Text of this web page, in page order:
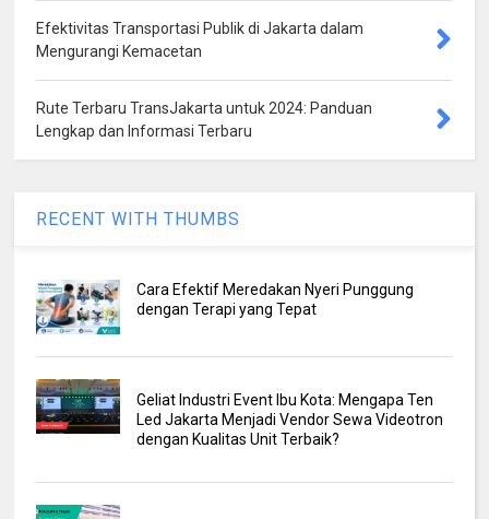
Efektivitas Transportasi Publik di Jakarta dalam
Mengurangi Kemacetan
Rute Terbaru TransJakarta untuk 2024: Panduan
Lengkap dan Informasi Terbaru
RECENT WITH THUMBS
Cara Efektif Meredakan Nyeri Punggung
dengan Terapi yang Tepat
Geliat Industri Event Ibu Kota: Mengapa Ten
Led Jakarta Menjadi Vendor Sewa Videotron
dengan Kualitas Unit Terbaik?